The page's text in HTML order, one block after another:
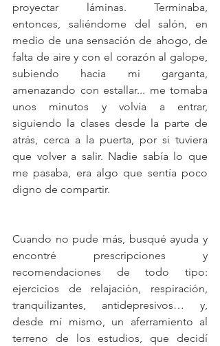
proyectar láminas. Terminaba,
entonces, saliéndome del salón, en
medio de una sensación de ahogo, de
falta de aire y con el corazón al galope,
subiendo hacia mi garganta,
amenazando con estallar... me tomaba
unos minutos y volvía a entrar,
siguiendo la clases desde la parte de
atrás, cerca a la puerta, por si tuviera
que volver a salir. Nadie sabía lo que
me pasaba, era algo que sentía poco
digno de compartir.
Cuando no pude más, busqué ayuda y
encontré prescripciones y
recomendaciones de todo tipo:
ejercicios de relajación, respiración,
tranquilizantes, antidepresivos… y,
desde mí mismo, un aferramiento al
terreno de los estudios, que decidí